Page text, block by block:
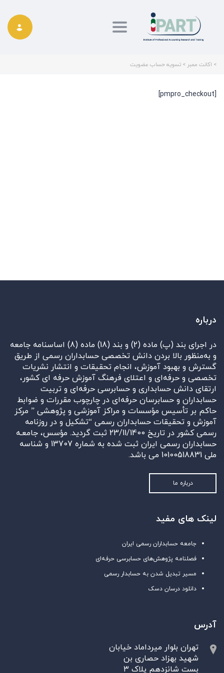
Toggle navigation
> اکانت ممبر > تسویه حساب عضویت
[pmpro_checkout]
درباره
در اجرای بند (پ) ماده (2) و بند (18) ماده (8) اساسنامه جامعه
و به‌منظور بالا بردن دانش تخصصی حسابداران رسمی از طریق
گسترش و بهبود آموزش، انجام تحقیقات و انتشار نشریات
تخصصی و حرفه‌ای و اعتلای فرهنگ آموزش حرفه ای کشور،
ارتقای دانش حسابداری و حسابرسی حرفه‌ای و تربیت
حسابداران و حسابرسان حرفه‌ای در چارچوب مقررات و ضوابط
حاکم بر تأسیس مؤسسات و مراکز آموزشی و پژوهشی ” مرکز
آموزش و تحقیقات حسابداران رسمی “تشکیل و در روزنامه
رسمی کشور در تاریخ 23/11/1400 ثبت گردید. مؤسس، جامعـه
حسابداران رسمی ایران ثبت شده به شماره 13707 و شناسه
ملی 10100518831 می باشد.
درباره ما
لینک های مفید
جامعه حسابداران رسمی ایران
فصلنامه پژوهش‌های حسابرسی حرفه‌ای
مسیر تبدیل شدن به حسابدار رسمی
دانلود درسان دسک
آدرس
تهران بلوار میرداماد خیابان
شهید بهزاد حصاری بن
بست شانزدهم پلاک ۳